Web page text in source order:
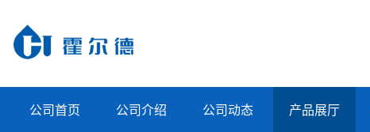
公司首页 公司介绍 公司动态 产品展厅